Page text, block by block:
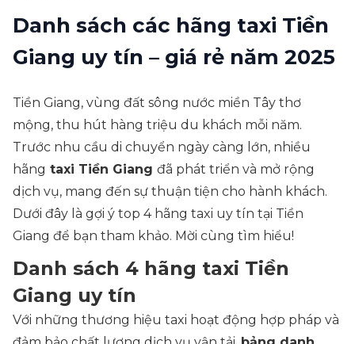
Danh sách các hãng taxi Tiền
Giang uy tín – giá rẻ năm 2025
Tiền Giang, vùng đất sông nước miền Tây thơ
mộng, thu hút hàng triệu du khách mỗi năm.
Trước nhu cầu di chuyển ngày càng lớn, nhiều
hãng taxi Tiền Giang đã phát triển và mở rộng
dịch vụ, mang đến sự thuận tiện cho hành khách.
Dưới đây là gợi ý top 4 hãng taxi uy tín tại Tiền
Giang để bạn tham khảo. Mời cùng tìm hiểu!
Danh sách 4 hãng taxi Tiền
Giang uy tín
Với những thương hiệu taxi hoạt động hợp pháp và